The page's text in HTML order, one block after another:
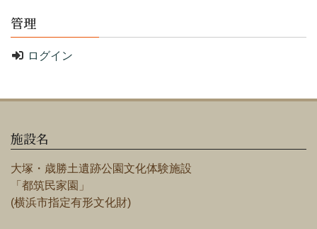
管理
ログイン
施設名
大塚・歳勝土遺跡公園文化体験施設
「都筑民家園」
(横浜市指定有形文化財)